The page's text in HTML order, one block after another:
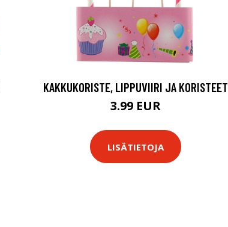
KAKKUKORISTE, LIPPUVIIRI JA KORISTEET
3.99 EUR
LISÄTIETOJA